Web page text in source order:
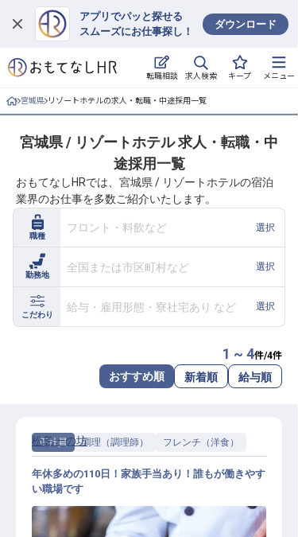
アプリでパッと探せる
スムーズにお仕事探し！
ダウンロード
転職相談 求人検索 キープ メニュー
ログイン
求人・施設を探す
就職・転職 合同説明会
おもてなしHRについて
ご利用の流れ
よくある質問
ホテル・宿泊業界情報コラム
転職サポートに申し込む
宮城県 リゾートホテルの求人・転職・中途採用一覧
宮城県 / リゾートホテル 求人・転職・中
途採用一覧
おもてなしHRでは、宮城県 / リゾートホテルの宿泊
業界のお仕事を多数ご紹介いたします。
職種
フロント・料飲など 選択
勤務地
全国または市区町村など 選択
こだわり
給与・雇用形態・寮社宅あり など 選択
1 ~ 4件/4件
おすすめ順 新着順 給与順
正社員 調理（調理師） フレンチ（洋食）
松島一の坊
年休多めの110日！家族手当あり！誰もが働きやす
い職場です